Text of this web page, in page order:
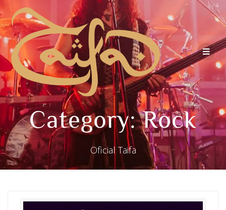
Category:Rock
Oficial Taifa